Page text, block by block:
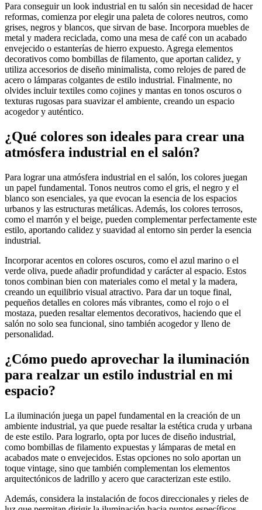
Para conseguir un look industrial en tu salón sin necesidad de hacer
reformas, comienza por elegir una paleta de colores neutros, como
grises, negros y blancos, que sirvan de base. Incorpora muebles de
metal y madera reciclada, como una mesa de café con un acabado
envejecido o estanterías de hierro expuesto. Agrega elementos
decorativos como bombillas de filamento, que aportan calidez, y
utiliza accesorios de diseño minimalista, como relojes de pared de
acero o lámparas colgantes de estilo industrial. Finalmente, no
olvides incluir textiles como cojines y mantas en tonos oscuros o
texturas rugosas para suavizar el ambiente, creando un espacio
acogedor y auténtico.
¿Qué colores son ideales para crear una
atmósfera industrial en el salón?
Para lograr una atmósfera industrial en el salón, los colores juegan
un papel fundamental. Tonos neutros como el gris, el negro y el
blanco son esenciales, ya que evocan la esencia de los espacios
urbanos y las estructuras metálicas. Además, los colores terrosos,
como el marrón y el beige, pueden complementar perfectamente este
estilo, aportando calidez y suavidad al entorno sin perder la esencia
industrial.
Incorporar acentos en colores oscuros, como el azul marino o el
verde oliva, puede añadir profundidad y carácter al espacio. Estos
tonos combinan bien con materiales como el metal y la madera,
creando un equilibrio visual atractivo. Para dar un toque final,
pequeños detalles en colores más vibrantes, como el rojo o el
mostaza, pueden resaltar elementos decorativos, haciendo que el
salón no solo sea funcional, sino también acogedor y lleno de
personalidad.
¿Cómo puedo aprovechar la iluminación
para realzar un estilo industrial en mi
espacio?
La iluminación juega un papel fundamental en la creación de un
ambiente industrial, ya que puede resaltar la estética cruda y urbana
de este estilo. Para lograrlo, opta por luces de diseño industrial,
como bombillas de filamento expuestas y lámparas de metal en
acabados mate o envejecidos. Estas opciones no solo aportan un
toque vintage, sino que también complementan los elementos
arquitectónicos de ladrillo y acero que caracterizan este estilo.
Además, considera la instalación de focos direccionales y rieles de